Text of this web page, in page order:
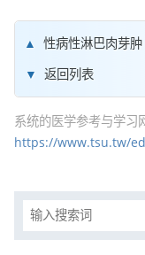
性病性淋巴肉芽肿
返回列表
系统的医学参考与学习
https://www.tsu.tw/